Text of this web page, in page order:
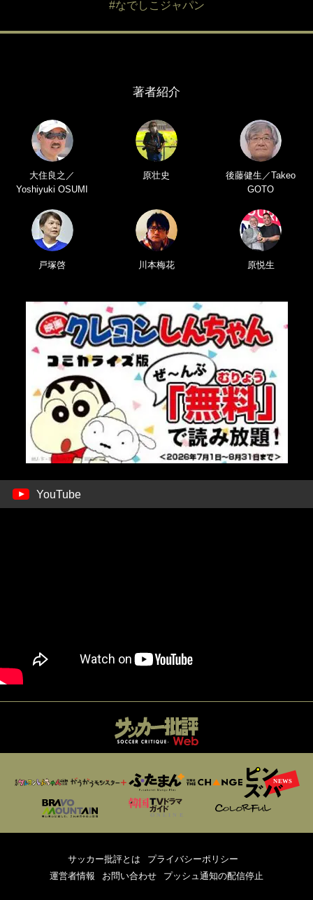
#なでしこジャパン
著者紹介
大住良之／
Yoshiyuki OSUMI
原壮史
後藤健生／Takeo
GOTO
戸塚啓 川本梅花 原悦生
YouTube
サッカー批評とは
プライバシーポリシー
運営者情報
お問い合わせ プッシュ通知の配信停止